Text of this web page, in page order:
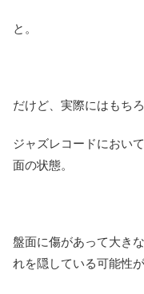
と。
だけど、実際にはもち
ジャズレコードにおい
面の状態。
盤面に傷があって大き
れを隠している可能性